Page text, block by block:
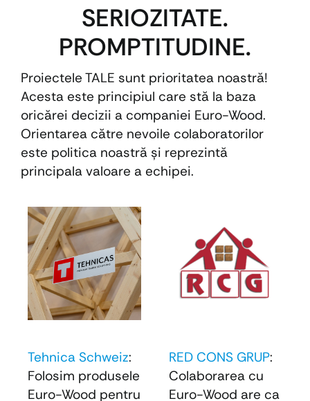
SERIOZITATE.
PROMPTITUDINE.
Proiectele TALE sunt prioritatea noastră!
Acesta este principiul care stă la baza
oricărei decizii a companiei Euro-Wood.
Orientarea către nevoile colaboratorilor
este politica noastră şi reprezintă
principala valoare a echipei.
Tehnica Schweiz:
Folosim produsele
Euro-Wood pentru
RED CONS GRUP:
Colaborarea cu
Euro-Wood are ca